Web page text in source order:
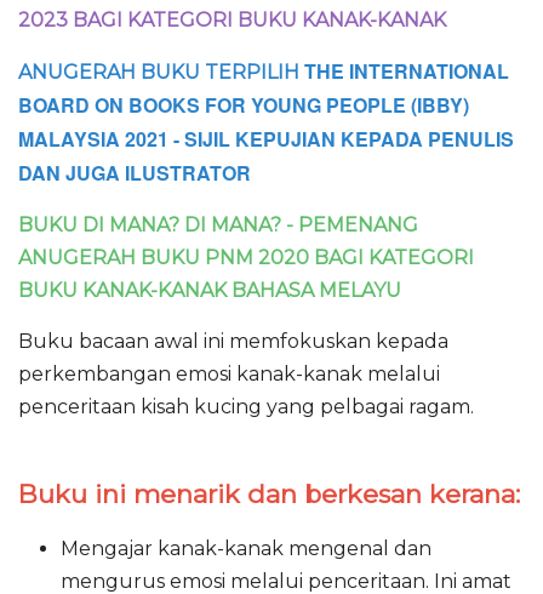
2023 BAGI KATEGORI BUKU KANAK-KANAK
ANUGERAH BUKU TERPILIH THE INTERNATIONAL
BOARD ON BOOKS FOR YOUNG PEOPLE (IBBY)
MALAYSIA 2021 - SIJIL KEPUJIAN KEPADA PENULIS
DAN JUGA ILUSTRATOR
BUKU DI MANA? DI MANA? - PEMENANG
ANUGERAH BUKU PNM 2020 BAGI KATEGORI
BUKU KANAK-KANAK BAHASA MELAYU
Buku bacaan awal ini memfokuskan kepada
perkembangan emosi kanak-kanak melalui
penceritaan kisah kucing yang pelbagai ragam.
Buku ini menarik dan berkesan kerana:
Mengajar kanak-kanak mengenal dan
mengurus emosi melalui penceritaan. Ini amat